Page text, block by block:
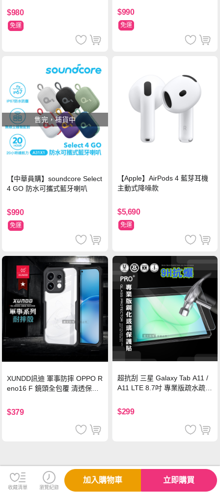
$980
免運
$990
免運
售完，補貨中
【中華員購】soundcore Select
4 GO 防水可攜式藍牙喇叭
$990
免運
【Apple】AirPods 4 藍芽耳機
主動式降噪款
$5,690
免運
XUNDD訊迪 軍事防摔 OPPO R
eno16 F 鏡頭全包覆 清透保護
$379
超抗刮 三星 Galaxy Tab A11 /
A11 LTE 8.7吋 專業版疏水疏油
$299
收藏清單 瀏覽紀錄
加入購物車 立即購買